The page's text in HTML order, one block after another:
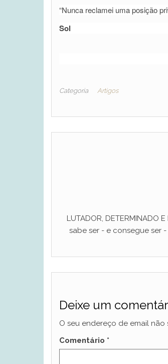
“Nunca reclamei uma posição
Sol
Categoria Artigos
LUTADOR,
sabe ser - e consegue ser
Deixe um
O seu endereço de email
Comentário *